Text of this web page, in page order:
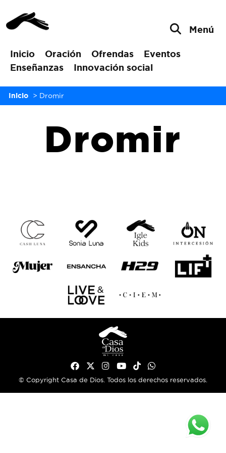
Inicio Oración Ofrendas
Eventos
Enseñanzas
Innovación social
Menú
Inicio > Dromir
Dromir
© Copyright Casa de Dios. Todos los derechos reservados.